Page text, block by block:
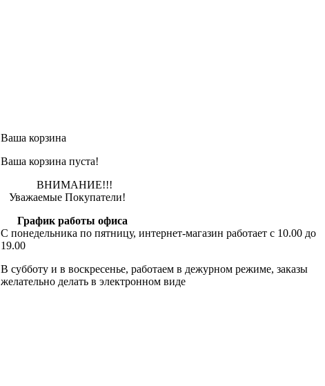
Ваша корзина
Ваша корзина пуста!
ВНИМАНИЕ!!!
Уважаемые Покупатели!
График работы офиса
С понедельника по пятницу, интернет-магазин работает с 10.00 до
19.00
В субботу и в воскресенье, работаем в дежурном режиме, заказы
желательно делать в электронном виде